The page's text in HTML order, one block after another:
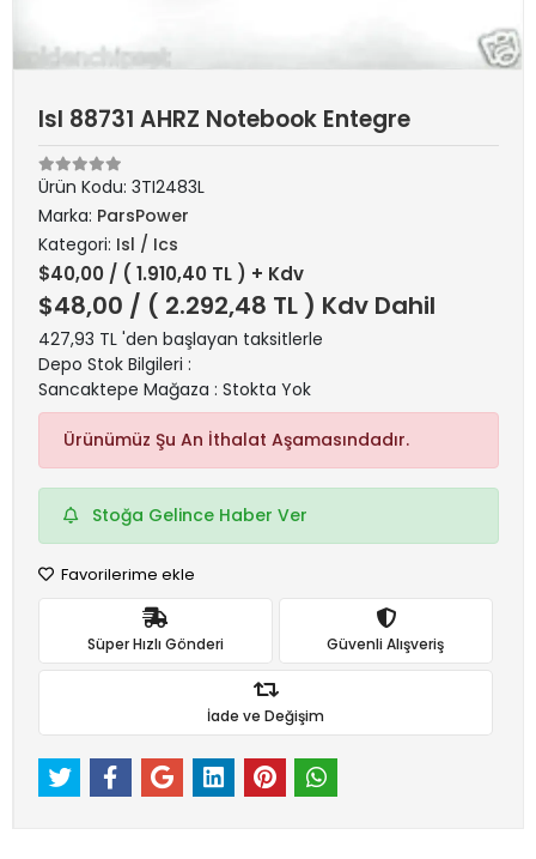
Isl 88731 AHRZ Notebook Entegre
Ürün Kodu: 3TI2483L
Marka: ParsPower
Kategori: Isl / Ics
$40,00 / ( 1.910,40 TL ) + Kdv
$48,00 / ( 2.292,48 TL ) Kdv Dahil
427,93 TL 'den başlayan taksitlerle
Depo Stok Bilgileri :
Sancaktepe Mağaza : Stokta Yok
Ürünümüz Şu An İthalat Aşamasındadır.
Stoğa Gelince Haber Ver
Favorilerime ekle
Süper Hızlı Gönderi Güvenli Alışveriş
İade ve Değişim